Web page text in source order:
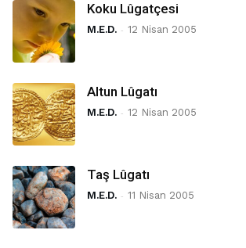
Koku Lûgatçesi
M.E.D. - 12 Nisan 2005
Altun Lûgatı
M.E.D. - 12 Nisan 2005
Taş Lûgatı
M.E.D. - 11 Nisan 2005